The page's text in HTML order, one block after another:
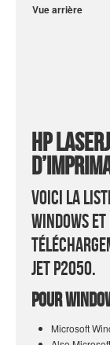
Vue arrière
HP
Voici la
Windows
Jet P2050.
Pour
Microsoft